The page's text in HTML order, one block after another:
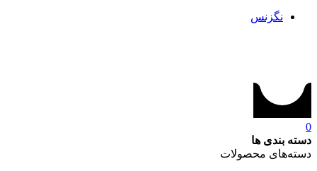
نگزنس
0
دسته بندی ها
دسته‌های محصولات